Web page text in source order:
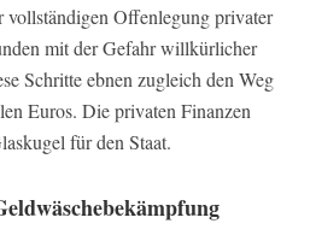
vollständigen Offenlegung privater
mit der Gefahr willkürlicher
Schritte ebnen zugleich den Weg
Euros. Die privaten Finanzen
für den Staat.